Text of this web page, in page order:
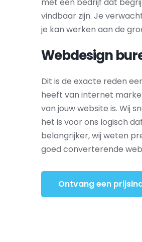
vindbaar zijn. Je
je kan werken aan de
Webdesign
Dit is de exacte reden
heeft van internet
van jouw website is. Wij
het is voor ons logisch
belangrijker, wij weten
goed converterende
Ontvang een